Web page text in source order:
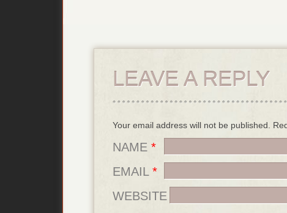
LEAVE A REPLY
Your email address will not be published.
NAME *
EMAIL *
WEBSITE